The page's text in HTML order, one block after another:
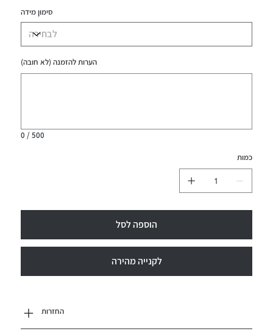
סימון מידה
הערות להזמנה (לא חובה)
0 / 500
כמות
הוספה לסל
לקנייה מהירה
החזרות